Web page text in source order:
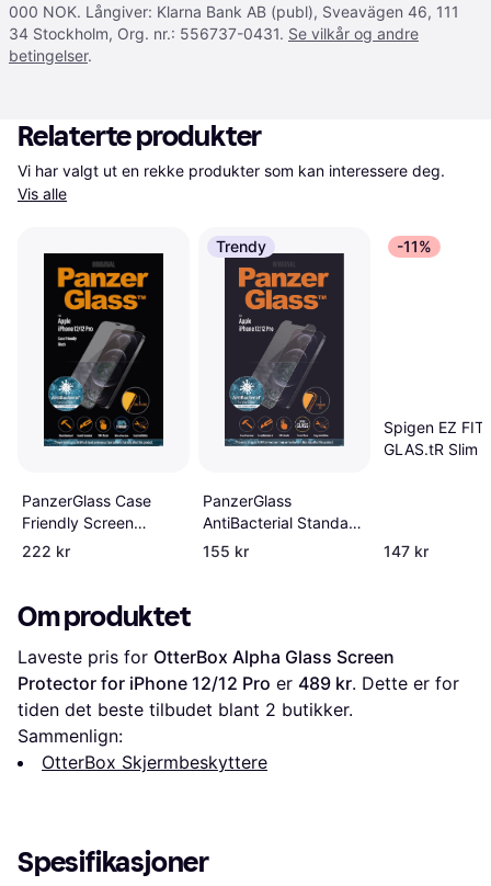
000 NOK. Långiver: Klarna Bank AB (publ), Sveavägen 46, 111
34 Stockholm, Org. nr.: 556737-0431. Se vilkår og andre
betingelser.
Relaterte produkter
Vis alle
PanzerGlass Case
Friendly Screen
Protector for iPhone
222 kr
Trendy
PanzerGlass
AntiBacterial Standard
Fit Screen Protector
155 kr
-11%
Spigen EZ FIT
GLAS.tR Slim
147 kr
Om produktet
Laveste pris for OtterBox Alpha Glass Screen
Protector for iPhone 12/12 Pro er 489 kr. Dette er for
tiden det beste tilbudet blant 2 butikker.
Sammenlign:
OtterBox Skjermbeskyttere
Spesifikasjoner